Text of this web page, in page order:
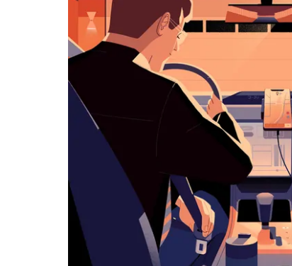
日
期。
退
日
历。